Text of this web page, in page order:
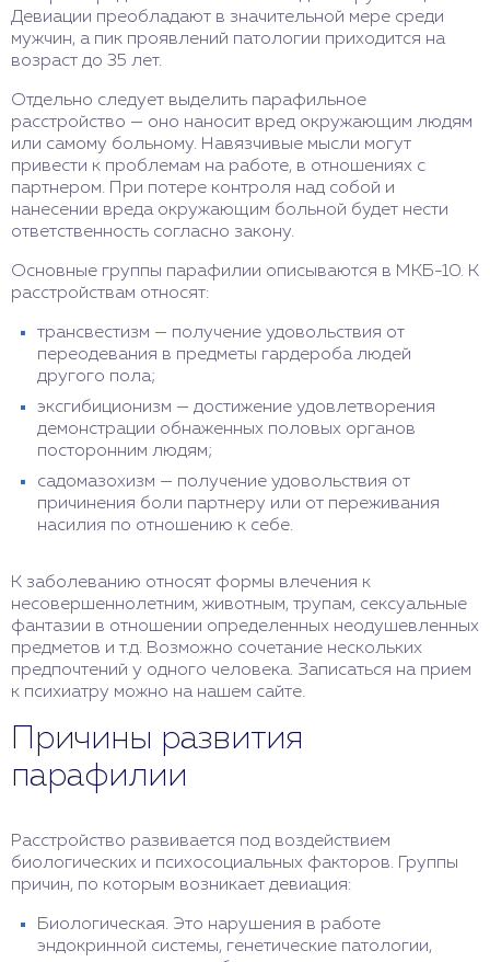
Девиации преобладают в значительной мере среди
мужчин, а пик проявлений патологии приходится на
возраст до 35 лет.
Отдельно следует выделить парафильное
расстройство — оно наносит вред окружающим людям
или самому больному. Навязчивые мысли могут
привести к проблемам на работе, в отношениях с
партнером. При потере контроля над собой и
нанесении вреда окружающим больной будет нести
ответственность согласно закону.
Основные группы парафилии описываются в МКБ-10. К
расстройствам относят:
трансвестизм — получение удовольствия от
переодевания в предметы гардероба людей
другого пола;
эксгибиционизм — достижение удовлетворения
демонстрации обнаженных половых органов
посторонним людям;
садомазохизм — получение удовольствия от
причинения боли партнеру или от переживания
насилия по отношению к себе.
К заболеванию относят формы влечения к
несовершеннолетним, животным, трупам, сексуальные
фантазии в отношении определенных неодушевленных
предметов и т.д. Возможно сочетание нескольких
предпочтений у одного человека. Записаться на прием
к психиатру можно на нашем сайте.
Причины развития
парафилии
Расстройство развивается под воздействием
биологических и психосоциальных факторов. Группы
причин, по которым возникает девиация:
Биологическая. Это нарушения в работе
эндокринной системы, генетические патологии,